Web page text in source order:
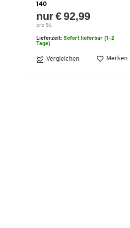
140
nur € 92,99
pro St.
Lieferzeit: Sofort lieferbar (1-2
Tage)
Vergleichen Merken